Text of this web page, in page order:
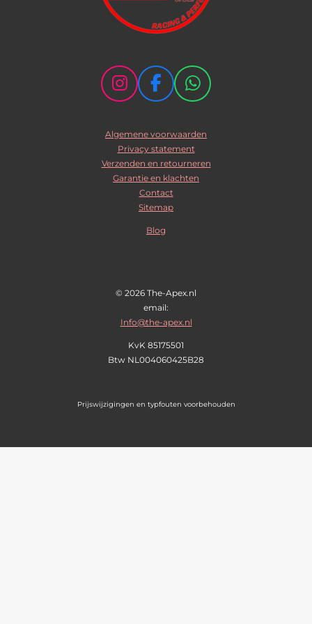
I
t
a
g
F
e
b
o
o
k
W
t
s
A
Algemene voorwaarden
Privacy statement
Verzenden en retourneren
Garantie en klachten
Contact
Sitemap
Blog
© 2026 The-Apex.nl
email:
Info@the-apex.nl
KvK 85175501
Btw NL004060425B28
Prijswijzigingen en typfouten voorbehouden